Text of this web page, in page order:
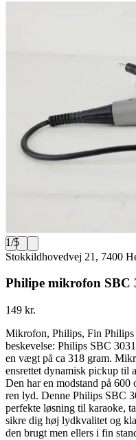
1/5
Stokkildhovedvej 21, 7400
Philipe mikrofon SBC
149 kr.
Mikrofon, Philips, Fin
beskevelse: Philips SBC
en vægt på ca 318 gram.
ensrettet dynamisk pickup til
Den har en modstand på
ren lyd. Denne Philips SBC
perfekte løsning til karaoke,
sikre dig høj lydkvalitet og
den brugt men ellers i fin